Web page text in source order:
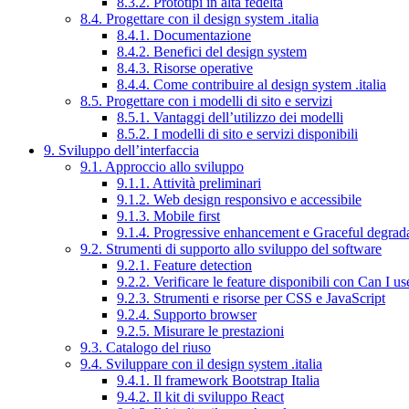
8.4. Progettare con il design system .italia
8.4.1. Documentazione
8.4.2. Benefici del design system
8.4.3. Risorse operative
8.4.4. Come contribuire al design system .italia
8.5. Progettare con i modelli di sito e servizi
8.5.1. Vantaggi dell’utilizzo dei modelli
8.5.2. I modelli di sito e servizi disponibili
9. Sviluppo dell’interfaccia
9.1. Approccio allo sviluppo
9.1.1. Attività preliminari
9.1.2. Web design responsivo e accessibile
9.1.3. Mobile first
9.1.4. Progressive enhancement e Graceful
9.2. Strumenti di supporto allo sviluppo del software
9.2.1. Feature detection
9.2.2. Verificare le feature disponibili con Can I
9.2.3. Strumenti e risorse per CSS e JavaScript
9.2.4. Supporto browser
9.2.5. Misurare le prestazioni
9.3. Catalogo del riuso
9.4. Sviluppare con il design system .italia
9.4.1. Il framework Bootstrap Italia
9.4.2. Il kit di sviluppo React